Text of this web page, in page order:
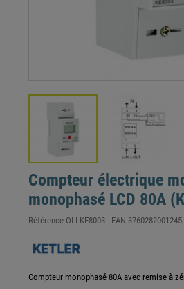
Compteur électrique
monophasé LCD 80A
Référence OLI KE8003 - EAN 3760282001245
Compteur monophasé 80A avec remise à